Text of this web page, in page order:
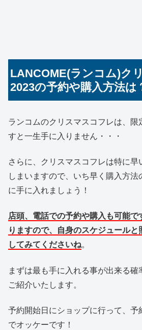
​​LANCOME(ランコム)ク
2023の予約や購入方法は
ランコムのクリスマスコフレは、限
すと一生手に入りません・・・
さらに、クリスマスコフレは特に早
しまいますので、いち早く購入方法
に手に入れましょう！
店頭、電話での予約や購入も可能
りますので、自身のスケジュール
してみてくださいね。
まずは最も手に入れる事が出来る確
ご紹介いたします。
予約開始日にショップに行って、予
でオッケーです！